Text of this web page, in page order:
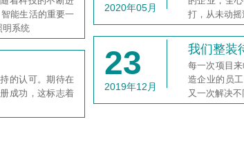
能生活的重要一
明系统
的认可。期待在
成功，这标志着
2020年05月
打，从未动
23
2019年12月
我们整装
每一次项目
造企业的员
又一次解决